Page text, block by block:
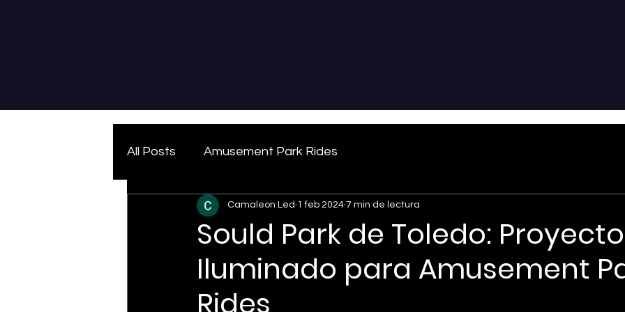
All Posts Amusement Park Rides
Sould Park de Toledo: Proyecto
Iluminado para Amusement
Rides
Camaleon Led 1 feb 2024 7 min de lectura